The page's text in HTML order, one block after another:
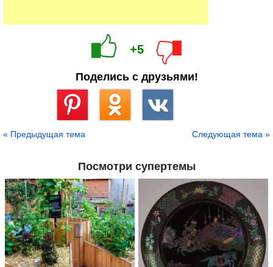
+5
Поделись с друзьями!
« Предыдущая тема Следующая тема »
Посмотри супертемы